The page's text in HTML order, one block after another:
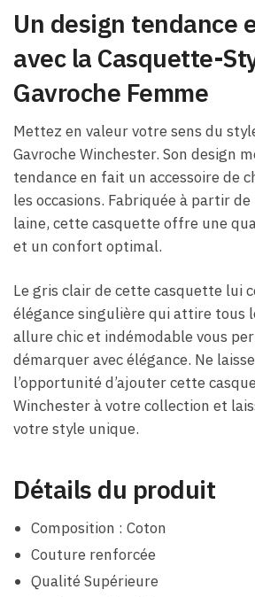
Un design tendance
avec la Casquette-
Gavroche Femme
Mettez en valeur votre sens du
Gavroche Winchester. Son design
tendance en fait un accessoire de
les occasions. Fabriquée à partir
laine, cette casquette offre une
et un confort optimal.
Le gris clair de cette casquette lui
élégance singulière qui attire tous
allure chic et indémodable vous
démarquer avec élégance. Ne
l’opportunité d’ajouter cette
Winchester à votre collection et
votre style unique.
Détails du produit
Composition : Coton
Couture renforcée
Qualité Supérieure